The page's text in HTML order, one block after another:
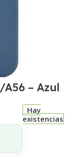
– Azul
Hay
existencias